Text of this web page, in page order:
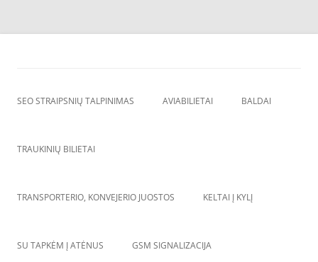
Skip
SEO STRAIPSNIŲ TALPINIMAS AVIABILIETAI BALDAI
TRAUKINIŲ BILIETAI
TRANSPORTERIO, KONVEJERIO JUOSTOS KELTAI Į KYLĮ
SU TAPKĖM Į ATĖNUS GSM SIGNALIZACIJA